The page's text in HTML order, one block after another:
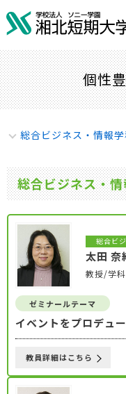
個性
総合ビジネス・情報
総合ビジネス・
総合ビ
太田 奈
教授/学
ゼミナールテーマ
イベントをプロデュー
教員詳細はこちら